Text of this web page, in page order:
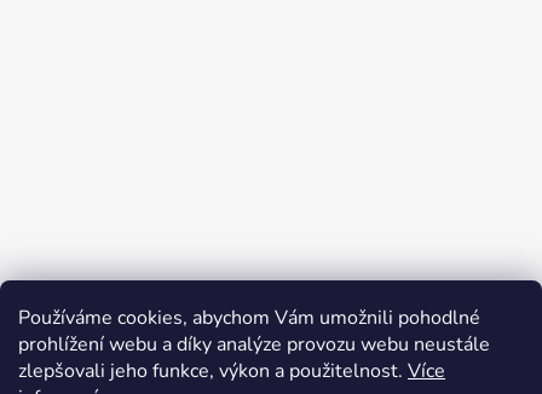
Používáme cookies, abychom Vám umožnili pohodlné
prohlížení webu a díky analýze provozu webu neustále
zlepšovali jeho funkce, výkon a použitelnost. Více